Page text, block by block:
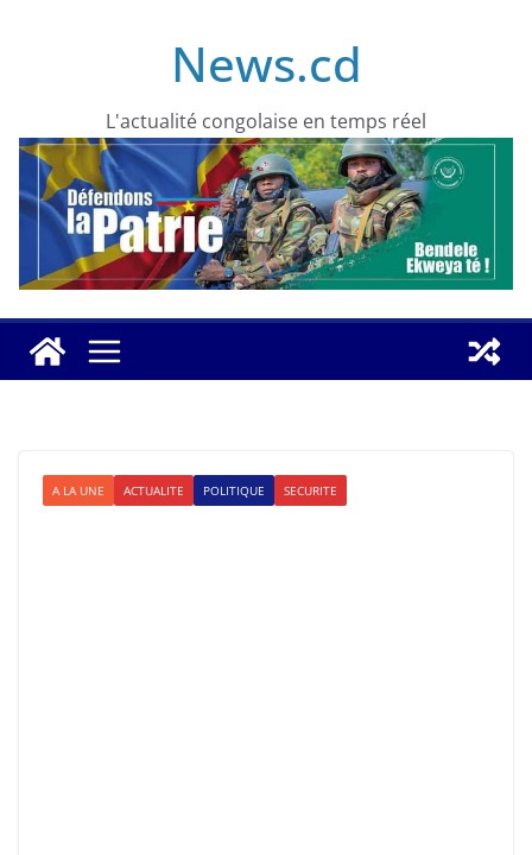
News.cd
L'actualité congolaise en temps réel
A LA UNE ACTUALITE POLITIQUE SECURITE